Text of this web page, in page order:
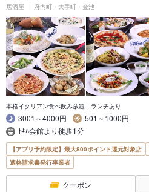
居酒屋 府内町・大手町・金池
本格イタリアン食べ飲み放題…ランチあり
3001～4000円
501～1000円
ﾄｷﾊ会館より徒歩1分
【アプリ予約限定】最大800ポイント還元対象店
適格請求書発行事業者
クーポン